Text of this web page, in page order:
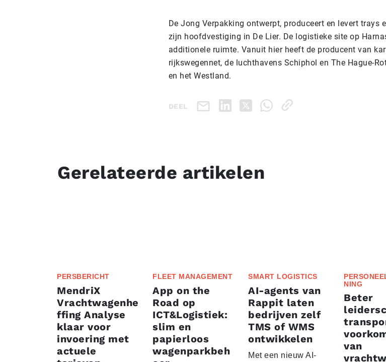
De Jong Verpakking ontwerpt, produceert en levert trays
zijn hoofdvestiging in De Lier. De logistieke site op
additionele ruimte. Vanuit hier heeft de producent van
rijkswegennet, de luchthavens Schiphol en The Hague-
en het Westland.
DEEL
Gerelateerde artikelen
PERSBERICHT
MendriX
Vrachtwagenhe
ffing Analyse
klaar voor
invoering met
actuele
FLEET MANAGEMENT
App on the
Road op
ICT&Logistiek:
slim en
papierloos
wagenparkbeh
SMART LOGISTICS
AI-agents van
Rappit laten
bedrijven zelf
TMS of WMS
ontwikkelen
Met een nieuw AI-
NING
Beter
van